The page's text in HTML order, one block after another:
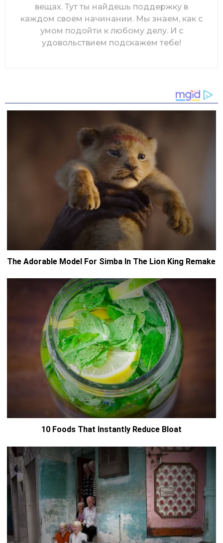
вещах. Тут ты найдешь поддержку в
каждом своем начинании. Мы знаем, как с
умом подойти к любому делу. И с
удовольствием подскажем тебе!